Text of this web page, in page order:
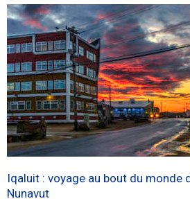
Iqaluit : voyage au bout du monde
Nunavut